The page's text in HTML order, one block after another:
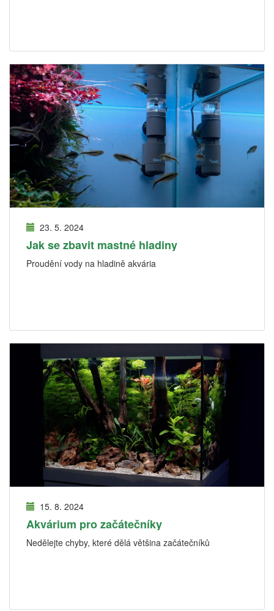
23. 5. 2024
Jak se zbavit mastné hladiny
Proudění vody na hladině akvária
15. 8. 2024
Akvárium pro začátečníky
Nedělejte chyby, které dělá většina začátečníků